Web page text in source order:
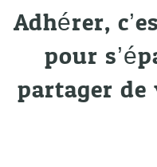
Adhérer,
pour
partager